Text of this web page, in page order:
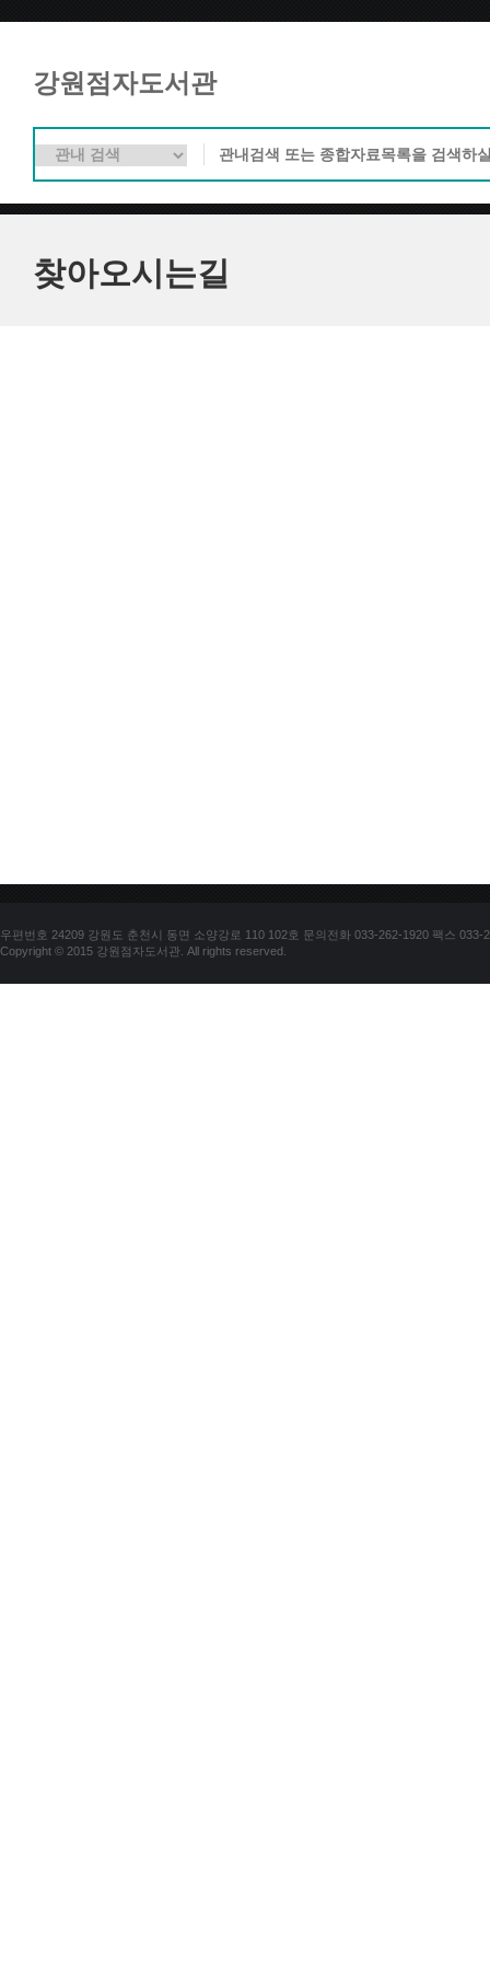
강원점자도서관
찾아오시는길
우편번호 24209 강원도 춘천시 동면 소양강로 110 102호 문의전화 033-262-1920 팩스 033-
Copyright © 2015 강원점자도서관. All rights reserved.